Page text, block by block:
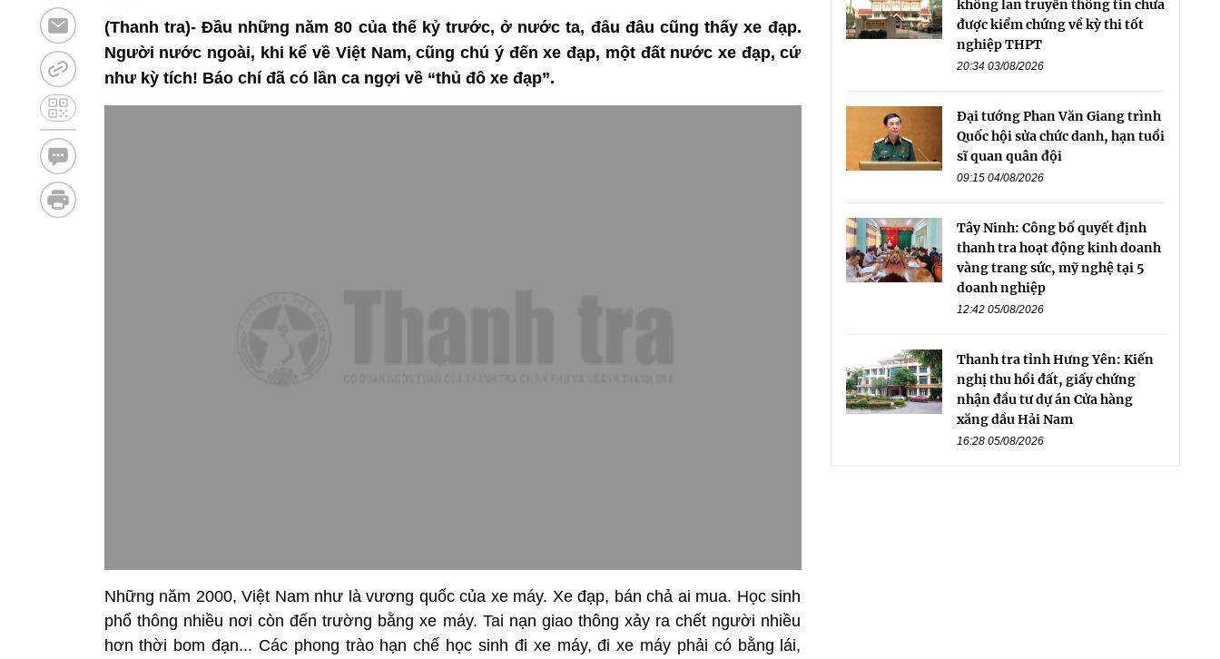
(Thanh tra)- Đầu những năm 80 của thế kỷ trước, ở nước ta, đâu đâu cũng thấy xe đạp.
Người nước ngoài, khi kể về Việt Nam, cũng chú ý đến xe đạp, một đất nước xe đạp, cứ
như kỳ tích! Báo chí đã có lần ca ngợi về “thủ đô xe đạp”.
Những năm 2000, Việt Nam như là vương quốc của xe máy. Xe đạp, bán chả ai mua. Học sinh
phổ thông nhiều nơi còn đến trường bằng xe máy. Tai nạn giao thông xảy ra chết người nhiều
hơn thời bom đạn... Các phong trào hạn chế học sinh đi xe máy, đi xe máy phải có bằng lái,
không lan truyền thông tin chưa
được kiểm chứng về kỳ thi tốt
nghiệp THPT
20:34 03/08/2026
Đại tướng Phan Văn Giang trình
Quốc hội sửa chức danh, hạn tuổi
sĩ quan quân đội
09:15 04/08/2026
Tây Ninh: Công bố quyết định
thanh tra hoạt động kinh doanh
vàng trang sức, mỹ nghệ tại 5
doanh nghiệp
12:42 05/08/2026
Thanh tra tỉnh Hưng Yên: Kiến
nghị thu hồi đất, giấy chứng
nhận đầu tư dự án Cửa hàng
xăng dầu Hải Nam
16:28 05/08/2026